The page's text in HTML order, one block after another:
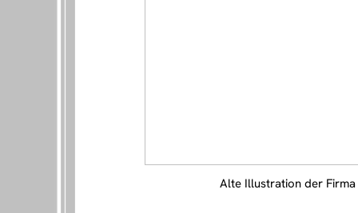
Alte Illustration der Firma